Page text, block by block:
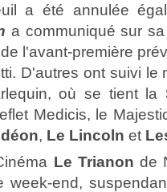
a été annulée
a communiqué sur
l'avant-première
D'autres ont suivi le
où se tient la
Medicis, le
, Le Lincoln et
Le Trianon de
week-end,